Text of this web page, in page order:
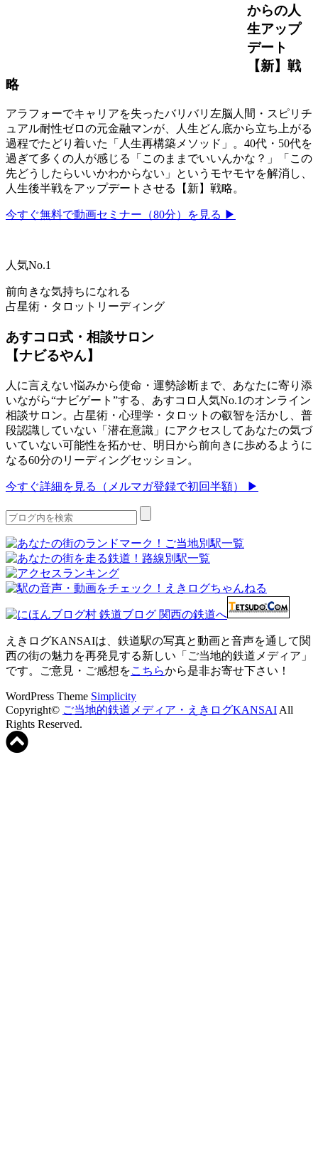
からの人
生アップ
デート
【新】戦
略
アラフォーでキャリアを失ったバリバリ左脳人間・スピリチ
ュアル耐性ゼロの元金融マンが、人生どん底から立ち上がる
過程でたどり着いた「人生再構築メソッド」。40代・50代を
過ぎて多くの人が感じる「このままでいいんかな？」「この
先どうしたらいいかわからない」というモヤモヤを解消し、
人生後半戦をアップデートさせる【新】戦略。
今すぐ無料で動画セミナー（80分）を見る ▶
人気No.1
前向きな気持ちになれる
占星術・タロットリーディング
あすコロ式・相談サロン
【ナビるやん】
人に言えない悩みから使命・運勢診断まで、あなたに寄り添
いながら“ナビゲート”する、あすコロ人気No.1のオンライン
相談サロン。占星術・心理学・タロットの叡智を活かし、普
段認識していない「潜在意識」にアクセスしてあなたの気づ
いていない可能性を拓かせ、明日から前向きに歩めるように
なる60分のリーディングセッション。
今すぐ詳細を見る（メルマガ登録で初回半額） ▶
えきログKANSAIは、鉄道駅の写真と動画と音声を通して関
西の街の魅力を再発見する新しい「ご当地的鉄道メディア」
です。ご意見・ご感想をこちらから是非お寄せ下さい！
WordPress Theme Simplicity
Copyright© ご当地的鉄道メディア・えきログKANSAI All
Rights Reserved.